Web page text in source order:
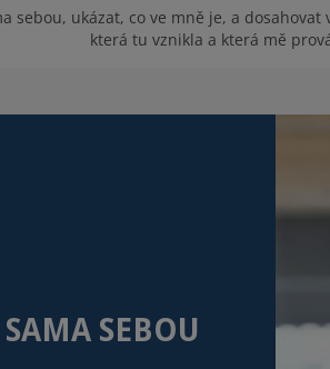
sebou, ukázat, co ve mně je, a
která tu vznikla a která mě
SEBOU